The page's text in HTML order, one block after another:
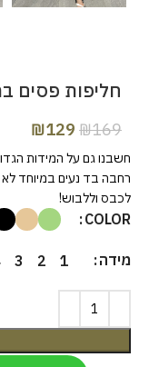
חליפות פסים
₪169
₪129
רחבה בד נעים במיוחד לא
לכבס וללבוש!
COLOR
מידה 1
2
3